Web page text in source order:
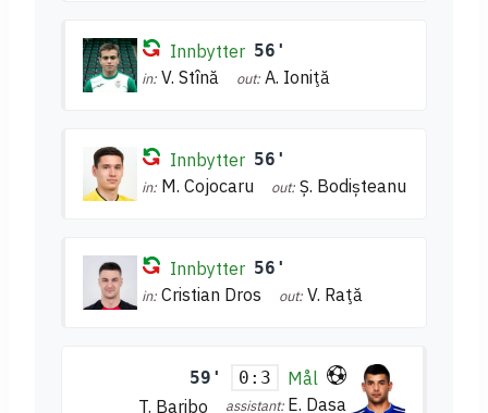
Innbytter 56'
in: V. Stînă out: A. Ioniţă
Innbytter 56'
in: M. Cojocaru out: Ș. Bodișteanu
Innbytter 56'
in: Cristian Dros out: V. Raţă
59' 0:3
Mål
T. Baribo
assistant: E. Dasa